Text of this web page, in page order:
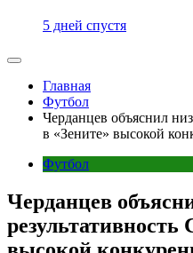
5 дней спустя
Главная
Футбол
Черданцев объяснил
в «Зените» высокой
Футбол
Черданцев
результативность